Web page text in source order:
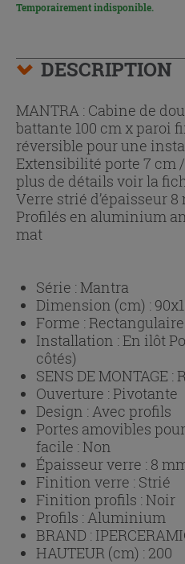
Temporairement indisponible.
DESCRIPTION
MANTRA : Cabine de
battante 100 cm x paroi
réversible pour une
Extensibilité porte 7 cm
plus de détails voir la
Verre strié d’épaisseur 8
Profilés en aluminium
mat
Série :Mantra
Dimension (cm) :
Forme :Rectangulaire
Installation :En ilôt
côtés)
SENS DE MONTAGE :
Ouverture :Pivotante
Design :Avec profils
Portes amovibles
facile :Non
Épaisseur verre : 8
Finition verre : Strié
Finition profils :Noir
Profils :Aluminium
BRAND :
HAUTEUR (cm) : 200